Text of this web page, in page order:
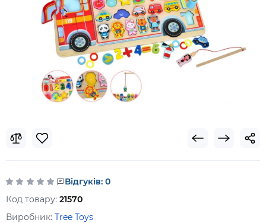
Відгуків: 0
Код товару: 21570
Виробник: Tree Toys